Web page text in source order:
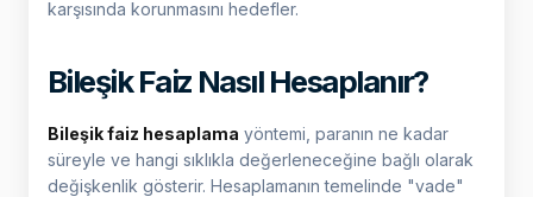
karşısında korunmasını hedefler.
Bileşik Faiz Nasıl Hesaplanır?
Bileşik faiz hesaplama yöntemi, paranın ne kadar
süreyle ve hangi sıklıkla değerleneceğine bağlı olarak
değişkenlik gösterir. Hesaplamanın temelinde "vade"